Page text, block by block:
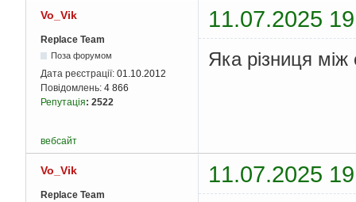
Vo_Vik 11.07.2025
Replace Team
Поза форумом
Дата реєстрації: 01.10.2012
Повідомлень: 4 866
Репутація: 2522
Яка різниця
вебсайт
Vo_Vik 11.07.2025
Replace Team